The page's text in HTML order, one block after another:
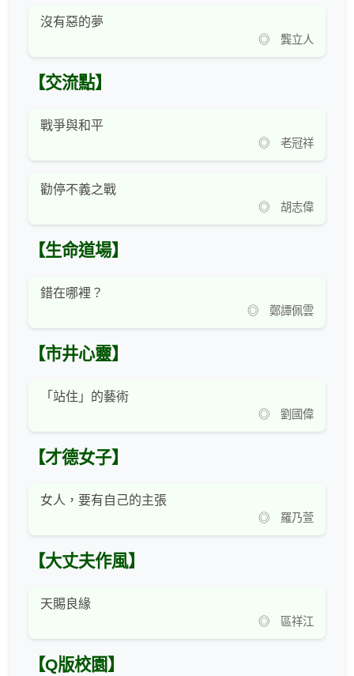
沒有惡的夢
◎ 龔立人
【交流點】
戰爭與和平
◎ 老冠祥
勸停不義之戰
◎ 胡志偉
【生命道場】
錯在哪裡？
◎ 鄭譚佩雲
【市井心靈】
「站住」的藝術
◎ 劉國偉
【才德女子】
女人，要有自己的主張
◎ 羅乃萱
【大丈夫作風】
天賜良緣
◎ 區祥江
【Q版校園】